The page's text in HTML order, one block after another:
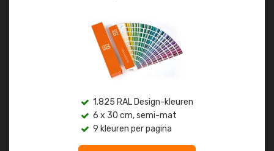
1.825 RAL Design-kleuren
6 x 30 cm, semi-mat
9 kleuren per pagina